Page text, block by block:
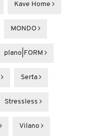
Kave Home
MONDO
plano|FORM
Serta
Stressless
Vilano